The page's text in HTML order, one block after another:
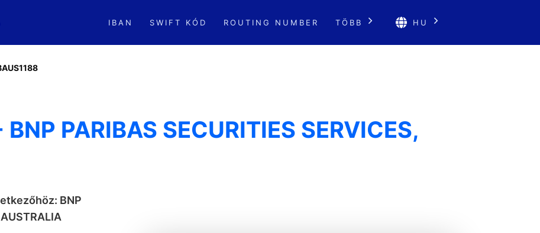
IBAN SWIFT KÓD ROUTING NUMBER TÖBB HU
PARIBAS SECURITIES SERVICES,
BNP